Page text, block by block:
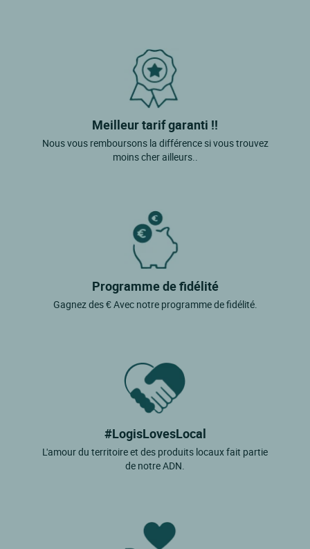
Meilleur tarif garanti !!
Nous vous remboursons la différence si vous trouvez
moins cher ailleurs..
Programme de fidélité
Gagnez des € Avec notre programme de fidélité.
#LogisLovesLocal
L'amour du territoire et des produits locaux fait partie
de notre ADN.